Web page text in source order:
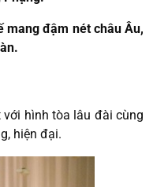
đậm nét châu Âu,
hình tòa lâu đài cùng
hiện đại.